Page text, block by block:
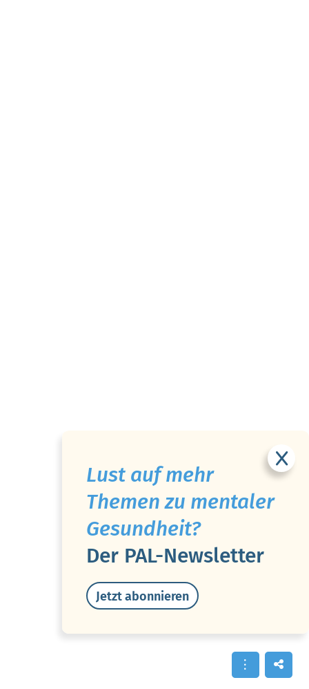
Lust auf mehr
Themen zu mentaler
Gesundheit?
Der PAL-Newsletter
Jetzt abonnieren